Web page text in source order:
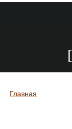
Вы здесь
Главная